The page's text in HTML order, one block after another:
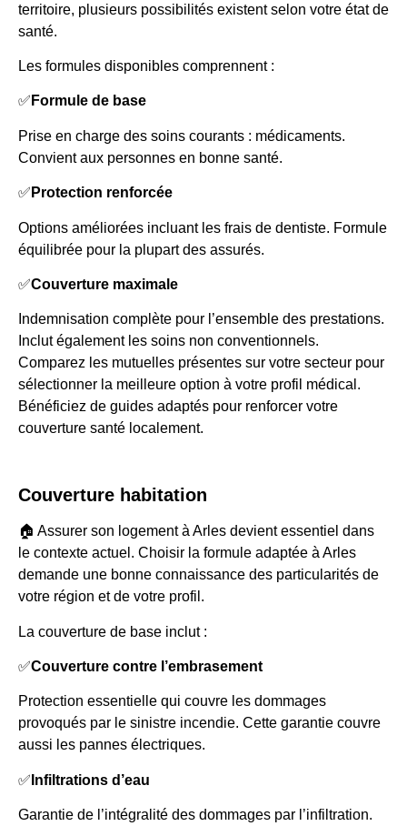
territoire, plusieurs possibilités existent selon votre état de
santé.
Les formules disponibles comprennent :
✅ Formule de base
Prise en charge des soins courants : médicaments.
Convient aux personnes en bonne santé.
✅ Protection renforcée
Options améliorées incluant les frais de dentiste. Formule
équilibrée pour la plupart des assurés.
✅Couverture maximale
Indemnisation complète pour l’ensemble des prestations.
Inclut également les soins non conventionnels.
Comparez les mutuelles présentes sur votre secteur pour
sélectionner la meilleure option à votre profil médical.
Bénéficiez de guides adaptés pour renforcer votre
couverture santé localement.
Couverture habitation
🏠 Assurer son logement à Arles devient essentiel dans
le contexte actuel. Choisir la formule adaptée à Arles
demande une bonne connaissance des particularités de
votre région et de votre profil.
La couverture de base inclut :
✅Couverture contre l’embrasement
Protection essentielle qui couvre les dommages
provoqués par le sinistre incendie. Cette garantie couvre
aussi les pannes électriques.
✅ Infiltrations d’eau
Garantie de l’intégralité des dommages par l’infiltration.